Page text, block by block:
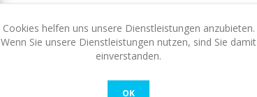
Cookies helfen uns unsere Dienstleistungen anzubieten.
Wenn Sie unsere Dienstleistungen nutzen, sind Sie damit
einverstanden.
OK